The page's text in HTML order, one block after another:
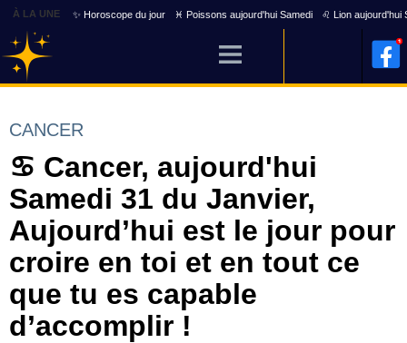
À LA UNE ✨ Horoscope du jour ♓ Poissons aujourd'hui Samedi ♌ Lion aujourd'hui
CANCER
♋ Cancer, aujourd'hui
Samedi 31 du Janvier,
Aujourd’hui est le jour pour
croire en toi et en tout ce
que tu es capable
d’accomplir !